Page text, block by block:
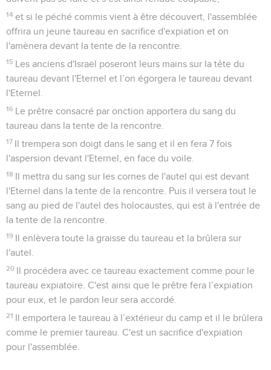
14 et si le péché commis vient à être découvert, l'assemblée
offrira un jeune taureau en sacrifice d'expiation et on
l'amènera devant la tente de la rencontre.
15 Les anciens d'Israël poseront leurs mains sur la tête du
taureau devant l'Eternel et l’on égorgera le taureau devant
l'Eternel.
16 Le prêtre consacré par onction apportera du sang du
taureau dans la tente de la rencontre.
17 Il trempera son doigt dans le sang et il en fera 7 fois
l'aspersion devant l'Eternel, en face du voile.
18 Il mettra du sang sur les cornes de l'autel qui est devant
l'Eternel dans la tente de la rencontre. Puis il versera tout le
sang au pied de l'autel des holocaustes, qui est à l'entrée de
la tente de la rencontre.
19 Il enlèvera toute la graisse du taureau et la brûlera sur
l'autel.
20 Il procédera avec ce taureau exactement comme pour le
taureau expiatoire. C'est ainsi que le prêtre fera l’expiation
pour eux, et le pardon leur sera accordé.
21 Il emportera le taureau à l’extérieur du camp et il le brûlera
comme le premier taureau. C'est un sacrifice d'expiation
pour l'assemblée.